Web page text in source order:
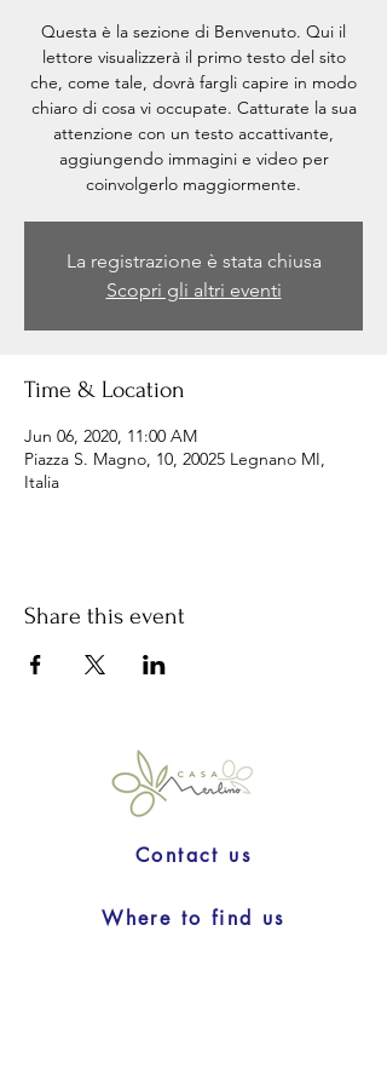
Questa è la sezione di Benvenuto. Qui il
lettore visualizzerà il primo testo del sito
che, come tale, dovrà fargli capire in modo
chiaro di cosa vi occupate. Catturate la sua
attenzione con un testo accattivante,
aggiungendo immagini e video per
coinvolgerlo maggiormente.
La registrazione è stata chiusa
Scopri gli altri eventi
Time & Location
Jun 06, 2020, 11:00 AM
Piazza S. Magno, 10, 20025 Legnano MI,
Italia
Share this event
Contact us
Where to find us